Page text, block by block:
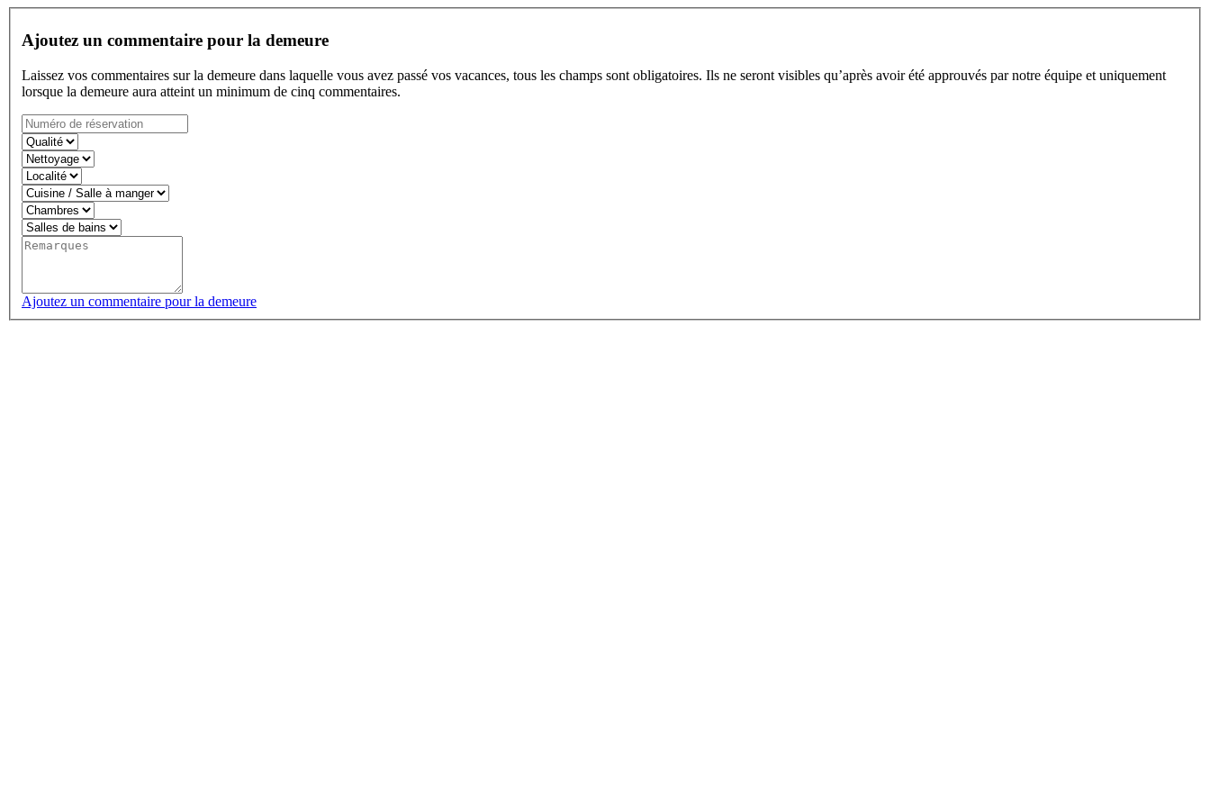
Ajoutez un commentaire pour la demeure
Laissez vos commentaires sur la demeure dans laquelle vous avez passé vos vacances, tous les champs sont obligatoires. Ils ne seront visibles qu’après avoir été approuvés par notre équipe et uniquement
lorsque la demeure aura atteint un minimum de cinq commentaires.
Ajoutez un commentaire pour la demeure